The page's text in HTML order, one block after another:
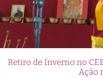
Retiro de Inverno no
Ação